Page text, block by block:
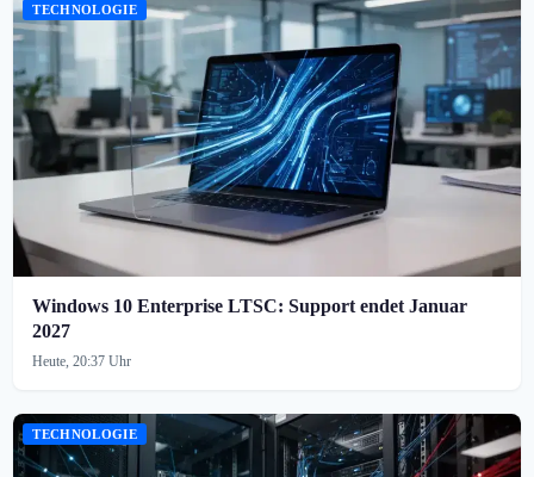
TECHNOLOGIE
Windows 10 Enterprise LTSC: Support endet Januar
2027
Heute, 20:37 Uhr
TECHNOLOGIE